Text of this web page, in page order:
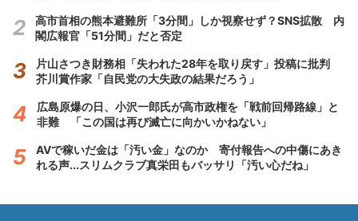
高市首相の熊本避難所「3分間」しか視察せず？SNS拡散 内
閣広報官「51分間」だと否定
片山さつき財務相「失われた28年を取り戻す」投稿に批判
芥川賞作家「自民党の大失政の結果だろう」
広島原爆の日、小沢一郎氏が高市政権を「戦前回帰路線」と
非難 「この国は再び滅亡に向かいかねない」
AVで稼いだ金は「汚い金」なのか 寄付報告への中傷にあき
れる声...スリムクラブ真栄田もバッサリ「汚い心だね」